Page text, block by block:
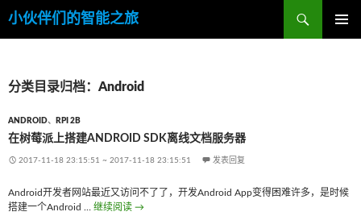
小伙伴们的智能之旅
索
容
分类目录归档：Android
ANDROID、 RPI 2B
在树莓派上搭建ANDROID SDK离线文档服务器
2017-11-18 23:15:51 ~ 2017-11-18 23:15:51 发表回复
Android开发者网站最近又访问不了了，开发Android App变得困难许多，是时候
搭建一个Android … 继续阅读 在树莓派上搭建Android SDK离线文档服务器
→